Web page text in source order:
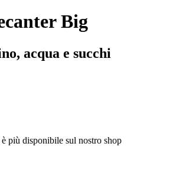
Big
acqua e succhi
più disponibile sul nostro shop